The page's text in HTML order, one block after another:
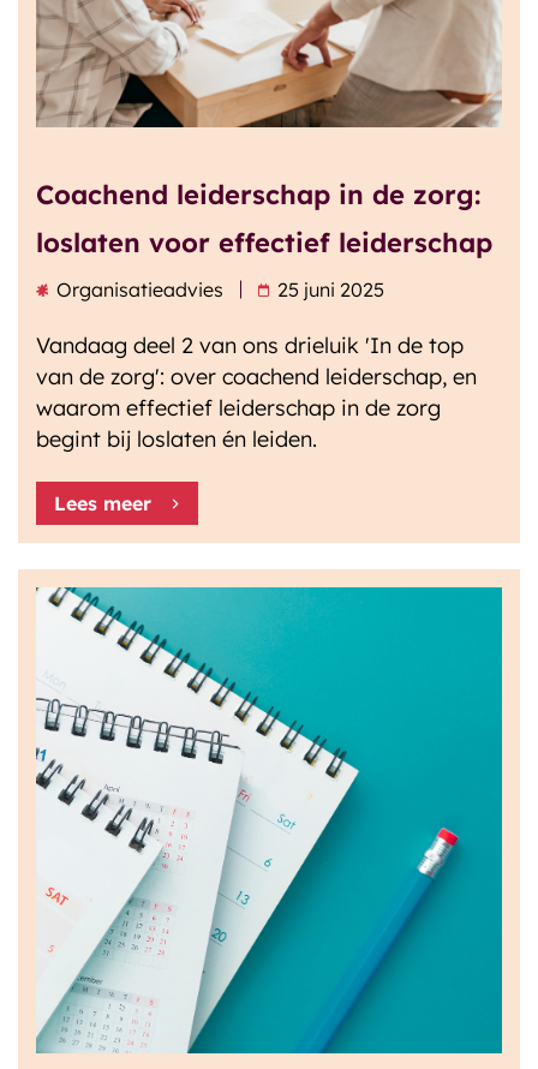
Coachend leiderschap in de zorg:
loslaten voor effectief leiderschap
Organisatieadvies 25 juni 2025
Vandaag deel 2 van ons drieluik 'In de top
van de zorg': over coachend leiderschap, en
waarom effectief leiderschap in de zorg
begint bij loslaten én leiden.
Lees meer